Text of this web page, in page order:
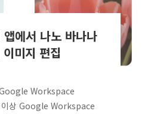
에서 나노 바나나
미지 편집
Workspace
상 Google Workspace